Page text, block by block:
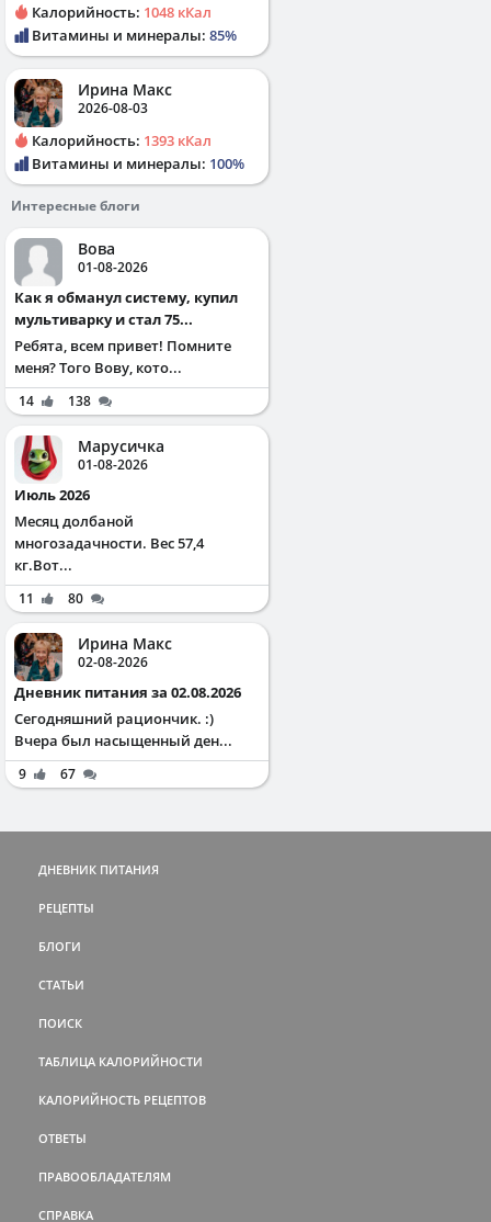
Калорийность: 1048 кКал
Витамины и минералы: 85%
Ирина Макс
2026-08-03
Калорийность: 1393 кКал
Витамины и минералы: 100%
Интересные блоги
Вова
01-08-2026
Как я обманул систему, купил
мультиварку и стал 75...
Ребята, всем привет! Помните
меня? Того Вову, кото...
14 138
Марусичка
01-08-2026
Июль 2026
Месяц долбаной
многозадачности. Вес 57,4
кг.Вот...
11 80
Ирина Макс
02-08-2026
Дневник питания за 02.08.2026
Сегодняшний рациончик. :)
Вчера был насыщенный ден...
9 67
ДНЕВНИК ПИТАНИЯ
РЕЦЕПТЫ
БЛОГИ
СТАТЬИ
ПОИСК
ТАБЛИЦА КАЛОРИЙНОСТИ
КАЛОРИЙНОСТЬ РЕЦЕПТОВ
ОТВЕТЫ
ПРАВООБЛАДАТЕЛЯМ
СПРАВКА